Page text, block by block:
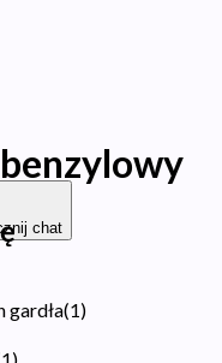
chat
gardła(1)